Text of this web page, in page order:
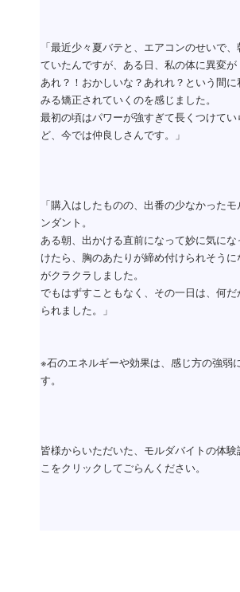
「最近少々夏バテと、エアコンのせいで
ていたんですが、ある日、私の体に異変が
あれ？！おかしいな？あれれ？という間に
みる矯正されていくのを感じました。
最初の頃はパワーが強すぎて長くつけてい
ど、今では仲良しさんです。」
「購入はしたものの、出番の少なかった
ンダント。
ある朝、出かける直前になって妙に気に
けたら、胸のあたりが締め付けられそう
がクラクラしました。
でもはずすこともなく、その一日は、何
られました。」
※石のエネルギーや効果は、感じ方の強弱
す。
皆様からいただいた、モルダバイトの体験
こをクリックしてごらんください。